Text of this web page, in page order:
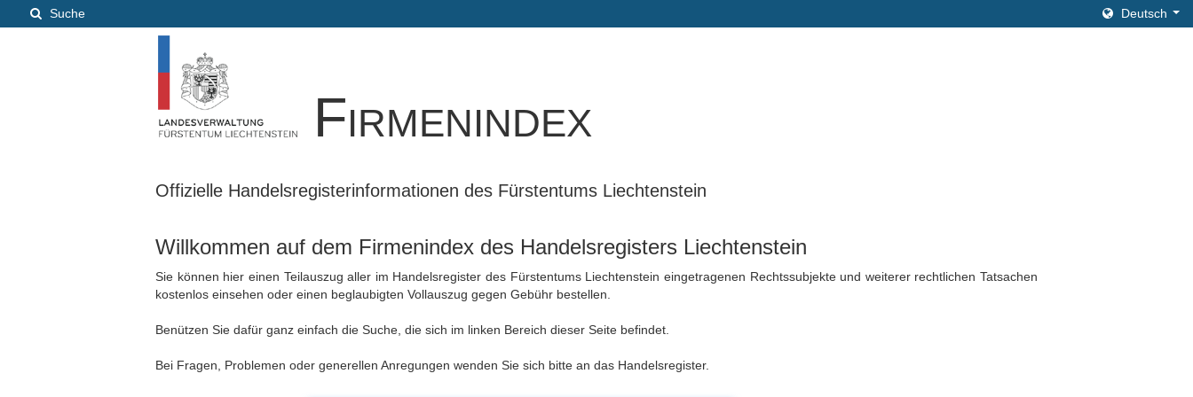
Suche Deutsch
Firmenindex
Offizielle Handelsregisterinformationen des Fürstentums Liechtenstein
Willkommen auf dem Firmenindex des Handelsregisters Liechtenstein
Sie können hier einen Teilauszug aller im Handelsregister des Fürstentums Liechtenstein eingetragenen Rechtssubjekte und weiterer rechtlichen Tatsachen
kostenlos einsehen oder einen beglaubigten Vollauszug gegen Gebühr bestellen.
Benützen Sie dafür ganz einfach die Suche, die sich im linken Bereich dieser Seite befindet.
Bei Fragen, Problemen oder generellen Anregungen wenden Sie sich bitte an das Handelsregister.